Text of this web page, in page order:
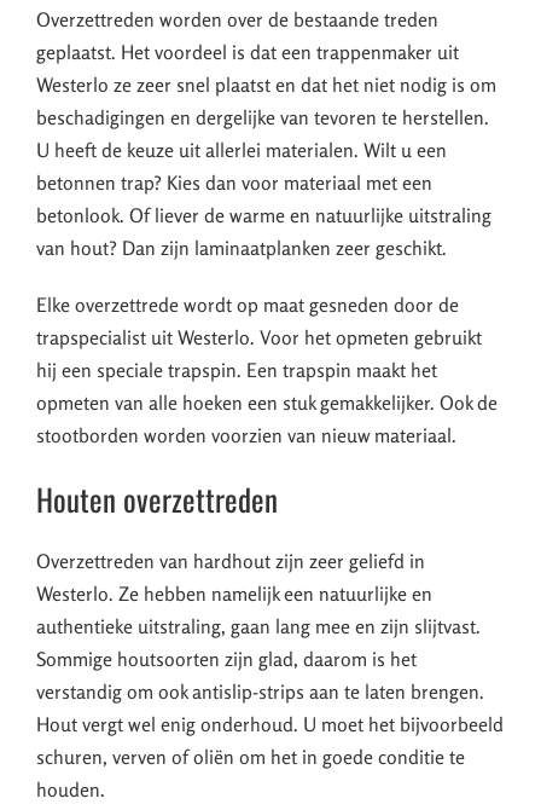
Overzettreden worden over de bestaande treden
geplaatst. Het voordeel is dat een trappenmaker uit
Westerlo ze zeer snel plaatst en dat het niet nodig is om
beschadigingen en dergelijke van tevoren te herstellen.
U heeft de keuze uit allerlei materialen. Wilt u een
betonnen trap? Kies dan voor materiaal met een
betonlook. Of liever de warme en natuurlijke uitstraling
van hout? Dan zijn laminaatplanken zeer geschikt.
Elke overzettrede wordt op maat gesneden door de
trapspecialist uit Westerlo. Voor het opmeten gebruikt
hij een speciale trapspin. Een trapspin maakt het
opmeten van alle hoeken een stuk gemakkelijker. Ook de
stootborden worden voorzien van nieuw materiaal.
Houten overzettreden
Overzettreden van hardhout zijn zeer geliefd in
Westerlo. Ze hebben namelijk een natuurlijke en
authentieke uitstraling, gaan lang mee en zijn slijtvast.
Sommige houtsoorten zijn glad, daarom is het
verstandig om ook antislip-strips aan te laten brengen.
Hout vergt wel enig onderhoud. U moet het bijvoorbeeld
schuren, verven of oliën om het in goede conditie te
houden.